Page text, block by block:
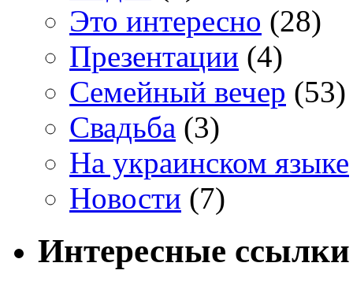
Это интересно (28)
Презентации (4)
Семейный вечер (53)
Свадьба (3)
На украинском языке
Новости (7)
Интересные ссылки